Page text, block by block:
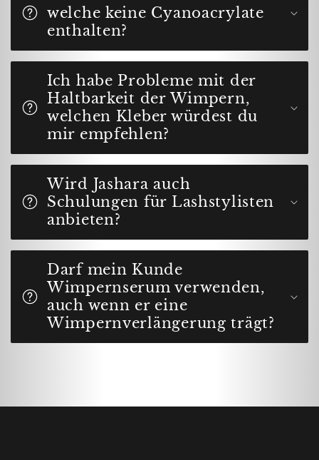
welche keine Cyanoacrylate
enthalten?
Ich habe Probleme mit der
Haltbarkeit der Wimpern,
welchen Kleber würdest du
mir empfehlen?
Wird Jashara auch
Schulungen für Lashstylisten
anbieten?
Darf mein Kunde
Wimpernserum verwenden,
auch wenn er eine
Wimpernverlängerung trägt?